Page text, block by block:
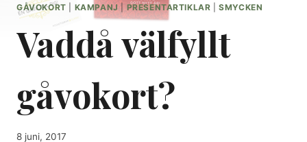
GÅVOKORT KAMPANJ|PRESENTARTIKLAR |SMYCKEN
Vaddå välfyllt
gåvokort?
8 juni, 2017